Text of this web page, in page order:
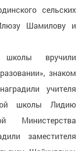
сельских
Шамилову и
школы вручили
знаком
учителя
школы Лидию
Министерства
заместителя